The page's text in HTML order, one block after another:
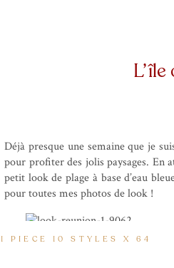
Déjà presque une semaine que je
pour profiter des jolis paysages. En
petit look de plage à base d’eau
pour toutes mes photos de look !
1 PIECE 10 STYLES X 64